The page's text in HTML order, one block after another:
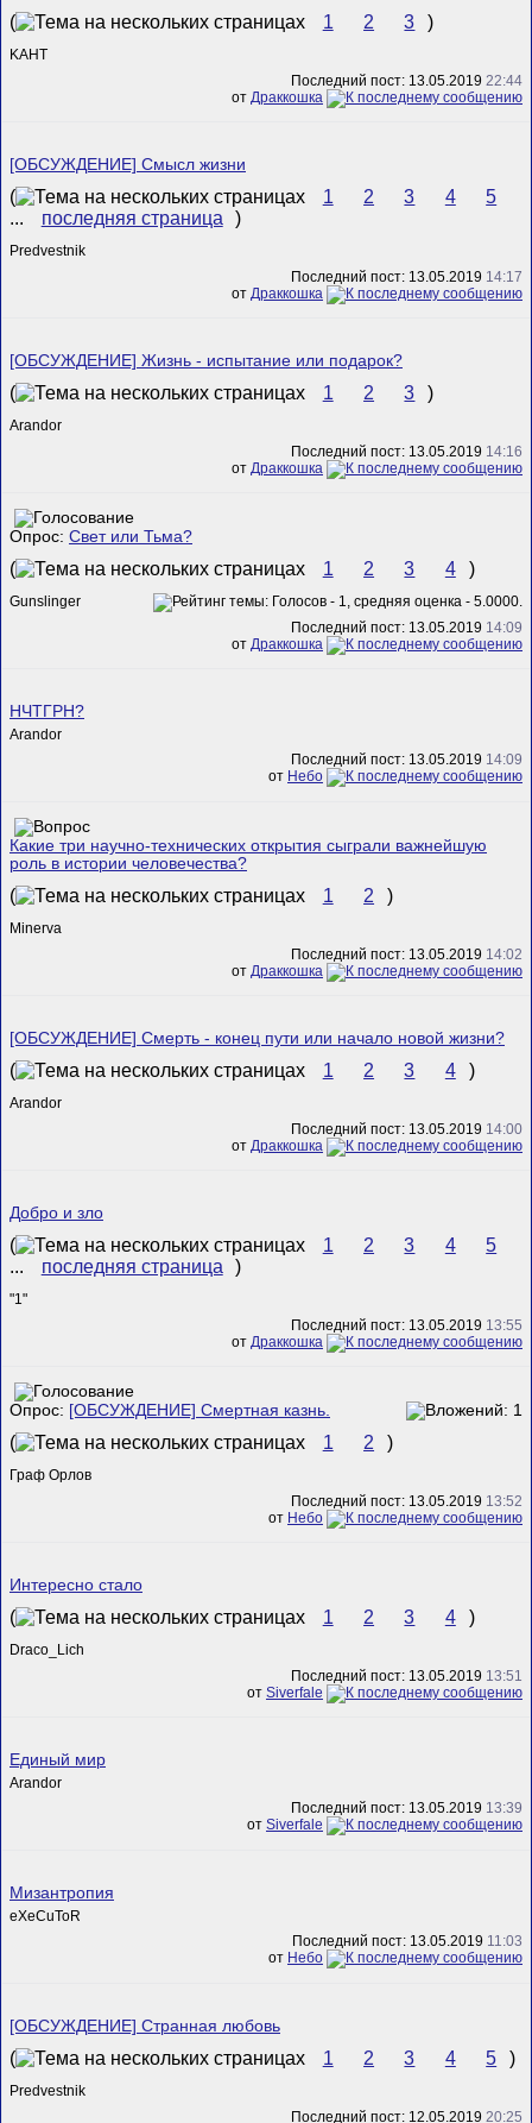
( 1 2 3 )
KAHT
Последний пост: 13.05.2019 22:44
от Драккошка
[ОБСУЖДЕНИЕ] Смысл жизни
( 1 2 3 4
5
...
последняя страница )
Predvestnik
Последний пост: 13.05.2019 14:17
от Драккошка
[ОБСУЖДЕНИЕ] Жизнь - испытание или подарок?
( 1 2 3 )
Arandor
Последний пост: 13.05.2019 14:16
от Драккошка
Опрос: Свет или Тьма?
( 1 2 3 4 )
Gunslinger
Последний пост: 13.05.2019 14:09
от Драккошка
НЧТГРН?
Arandor
Последний пост: 13.05.2019 14:09
от Небо
Какие три научно-технических открытия сыграли важнейшую
роль в истории человечества?
( 1 2 )
Minerva
Последний пост: 13.05.2019 14:02
от Драккошка
[ОБСУЖДЕНИЕ] Смерть - конец пути или начало новой жизни?
( 1 2 3 4 )
Arandor
Последний пост: 13.05.2019 14:00
от Драккошка
Добро и зло
( 1 2 3 4
5
...
последняя страница )
"1"
Последний пост: 13.05.2019 13:55
от Драккошка
Опрос: [ОБСУЖДЕНИЕ] Смертная казнь.
( 1 2 )
Граф Орлов
Последний пост: 13.05.2019 13:52
от Небо
Интересно стало
( 1 2 3 4 )
Draco_Lich
Последний пост: 13.05.2019 13:51
от Siverfale
Единый мир
Arandor
Последний пост: 13.05.2019 13:39
от Siverfale
Мизантропия
eXeCuToR
Последний пост: 13.05.2019 11:03
от Небо
[ОБСУЖДЕНИЕ] Странная любовь
( 1 2 3 4 5 )
Predvestnik
Последний пост: 12.05.2019 20:25